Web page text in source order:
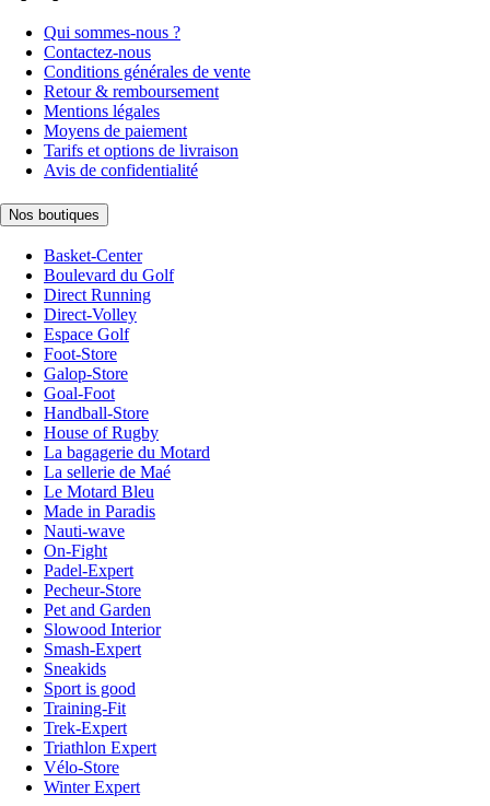
Qui sommes-nous ?
Contactez-nous
Conditions générales de vente
Retour & remboursement
Mentions légales
Moyens de paiement
Tarifs et options de livraison
Avis de confidentialité
Nos boutiques
Basket-Center
Boulevard du Golf
Direct Running
Direct-Volley
Espace Golf
Foot-Store
Galop-Store
Goal-Foot
Handball-Store
House of Rugby
La bagagerie du Motard
La sellerie de Maé
Le Motard Bleu
Made in Paradis
Nauti-wave
On-Fight
Padel-Expert
Pecheur-Store
Pet and Garden
Slowood Interior
Smash-Expert
Sneakids
Sport is good
Training-Fit
Trek-Expert
Triathlon Expert
Vélo-Store
Winter Expert